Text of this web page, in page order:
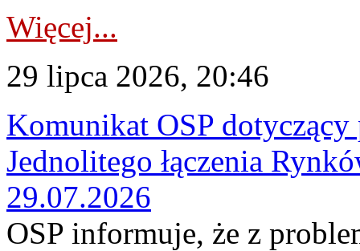
Więcej...
29 lipca 2026, 20:46
Komunikat OSP
Jednolitego łączenia
29.07.2026
OSP informuje, że z